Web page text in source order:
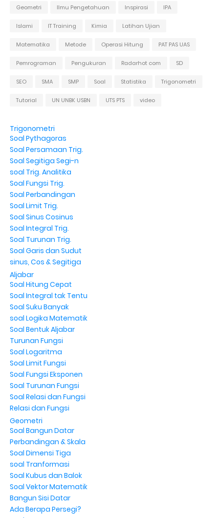
Geometri Ilmu Pengetahuan Inspirasi IPA
Islami IT Training Kimia Latihan Ujian
Matematika Metode Operasi Hitung PAT PAS UAS
Pemrograman Pengukuran Radarhot com SD
SEO SMA SMP Soal Statistika Trigonometri
Tutorial UN UNBK USBN UTS PTS video
Trigonometri
Soal Pythagoras
Soal Persamaan Trig.
Soal Segitiga Segi-n
soal Trig. Analitika
Soal Fungsi Trig.
Soal Perbandingan
Soal Limit Trig.
Soal Sinus Cosinus
Soal Integral Trig.
Soal Turunan Trig.
Soal Garis dan Sudut
sinus, Cos & Segitiga
Aljabar
Soal Hitung Cepat
Soal Integral tak Tentu
Soal Suku Banyak
soal Logika Matematik
Soal Bentuk Aljabar
Turunan Fungsi
Soal Logaritma
Soal Limit Fungsi
Soal Fungsi Eksponen
Soal Turunan Fungsi
Soal Relasi dan Fungsi
Relasi dan Fungsi
Geometri
Soal Bangun Datar
Perbandingan & Skala
Soal Dimensi Tiga
soal Tranformasi
Soal Kubus dan Balok
Soal Vektor Matematik
Bangun Sisi Datar
Ada Berapa Persegi?